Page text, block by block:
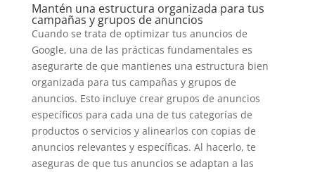
Mantén una estructura organizada para tus
campañas y grupos de anuncios
Cuando se trata de optimizar tus anuncios de
Google, una de las prácticas fundamentales es
asegurarte de que mantienes una estructura bien
organizada para tus campañas y grupos de
anuncios. Esto incluye crear grupos de anuncios
específicos para cada una de tus categorías de
productos o servicios y alinearlos con copias de
anuncios relevantes y específicas. Al hacerlo, te
aseguras de que tus anuncios se adaptan a las